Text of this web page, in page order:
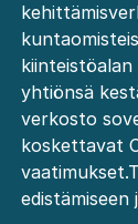
yhtiönsä
verkosto
koskettavat
edistämiseen